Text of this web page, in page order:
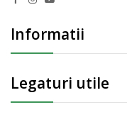
Informatii
Legaturi utile